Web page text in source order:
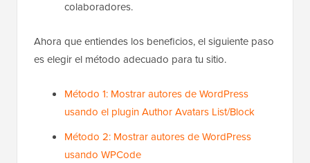
colaboradores.
Ahora que entiendes los beneficios, el siguiente paso
es elegir el método adecuado para tu sitio.
Método 1: Mostrar autores de WordPress
usando el plugin Author Avatars List/Block
Método 2: Mostrar autores de WordPress
usando WPCode